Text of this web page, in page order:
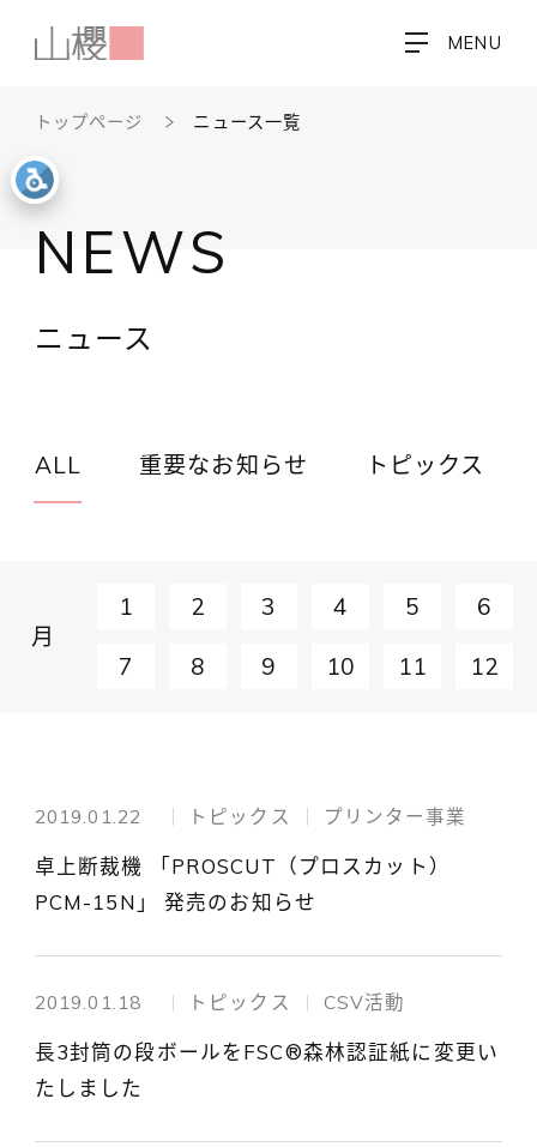
MENU
トップページ ニュース一覧
NEWS
ニュース
ALL 重要なお知らせ トピックス
月
1 2 3 4 5 6
7 8 9 10 11 12
2019.01.22 トピックス プリンター事業
卓上断裁機 「PROSCUT（プロスカット）
PCM-15N」 発売のお知らせ
2019.01.18 トピックス CSV活動
長3封筒の段ボールをFSC®森林認証紙に変更い
たしました